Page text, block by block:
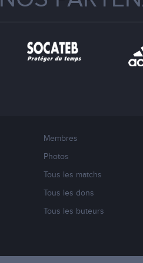
Membres
Photos
Tous les matchs
Tous les dons
Tous les buteurs